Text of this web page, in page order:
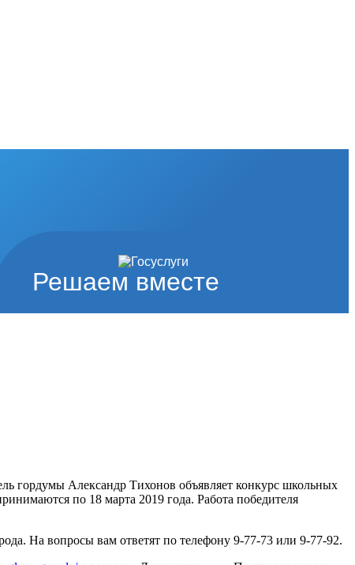
Решаем вместе
гордумы Александр Тихонов объявляет конкурс школьных
по 18 марта 2019 года. Работа победителя
На вопросы вам ответят по телефону 9-77-73 или 9-77-92.